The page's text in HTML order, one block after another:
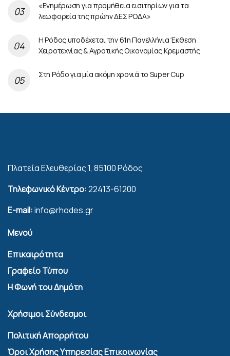
«Ενημέρωση για προμήθεια εισιτηρίων για τα
λεωφορεία της πρώην ΔΕΣ ΡΟΔΑ»
Η Ρόδος υποδέχεται την 61η Πανελλήνια Έκθεση
Χειροτεχνίας & Αγροτικής Οικονομίας Κρεμαστής
Στη Ρόδο για μία ακόμη χρονιά το Super Cup
Πλατεία Ελευθερίας 1, 85100 Ρόδος
Τηλεφωνικό Κέντρο:22413-61200
E-mail:info@rhodes.gr
Μενού
Επικαιρότητα
Γραφείο Τύπου
Η Φωνή του Δημότη
Χρήσιμοι Σύνδεσμοι
Πολιτική Απορρήτου
Όροι Χρήσης Υπηρεσίας Επικοινωνίας